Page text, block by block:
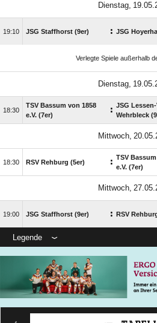

 JSG Staffhorst (9er) : JSG
Verlegte Spiele außerhalb


TSV Bassum von 1858
e.V. (7er)
: JSG
Wehrbleck

 RSV Rehburg (5er) : TSV
e.V. (7er)

 JSG Staffhorst (9er) : RSV
Legende